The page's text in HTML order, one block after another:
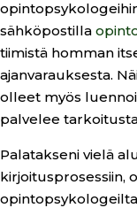
sähköpostilla
tiimistä homman
ajanvarauksesta.
olleet myös
palvelee
Palatakseni vielä
kirjoitusprosessiin,